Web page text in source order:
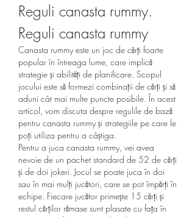
Reguli canasta rummy.
Reguli canasta rummy
Canasta rummy este un joc de cărți foarte
popular în întreaga lume, care implică
strategie și abilități de planificare. Scopul
jocului este să formezi combinații de cărți și să
aduni cât mai multe puncte posibile. În acest
articol, vom discuta despre regulile de bază
pentru canasta rummy și strategiile pe care le
poți utiliza pentru a câștiga.
Pentru a juca canasta rummy, vei avea
nevoie de un pachet standard de 52 de cărți
și de doi jokeri. Jocul se poate juca în doi
sau în mai mulți jucători, care se pot împărți în
echipe. Fiecare jucător primește 15 cărți și
restul cărților rămase sunt plasate cu fața în